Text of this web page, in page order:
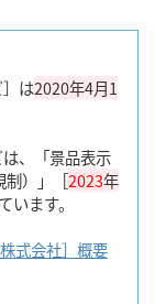
は2020年4月1
、「景品表示
制）」［2023年
います。
式会社］概要